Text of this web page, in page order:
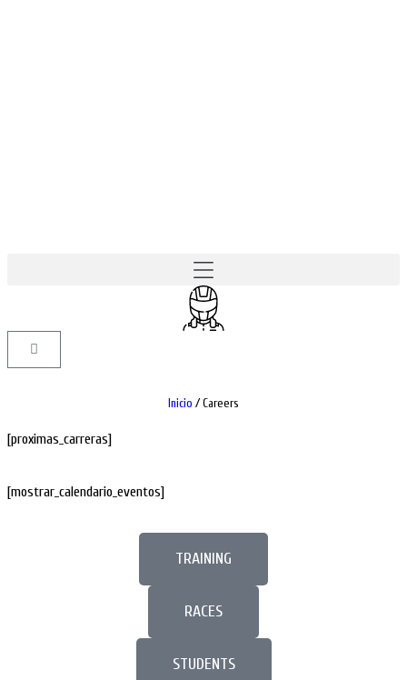
Inicio /Careers
[proximas_carreras]
[mostrar_calendario_eventos]
TRAINING
RACES
STUDENTS